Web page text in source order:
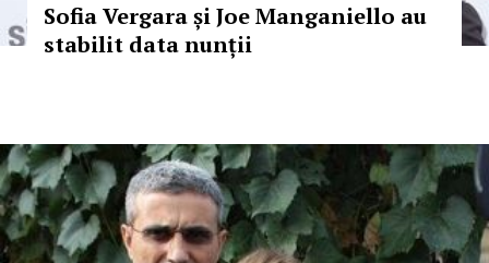
Sofia Vergara și Joe Manganiello au
stabilit data nunții